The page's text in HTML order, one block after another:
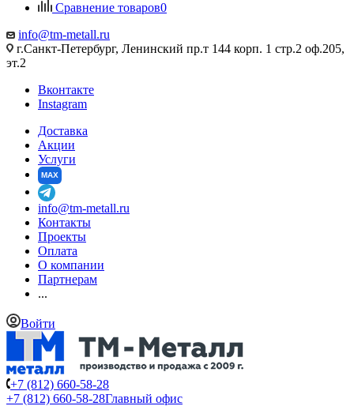
Сравнение товаров0
info@tm-metall.ru
г.Санкт-Петербург, Ленинский пр.т 144 корп. 1 стр.2 оф.205,
эт.2
Вконтакте
Instagram
Доставка
Акции
Услуги
MAX
info@tm-metall.ru
Контакты
Проекты
Оплата
О компании
Партнерам
...
Войти
+7 (812) 660-58-28
+7 (812) 660-58-28Главный офис